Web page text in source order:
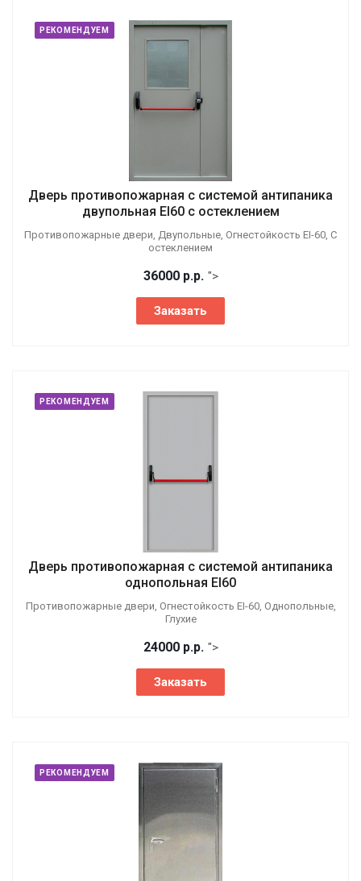
РЕКОМЕНДУЕМ
Дверь противопожарная с системой антипаника
двупольная EI60 с остеклением
Противопожарные двери, Двупольные, Огнестойкость EI-60, С
остеклением
36000 р.р. ">
Заказать
РЕКОМЕНДУЕМ
Дверь противопожарная с системой антипаника
однопольная EI60
Противопожарные двери, Огнестойкость EI-60, Однопольные,
Глухие
24000 р.р. ">
Заказать
РЕКОМЕНДУЕМ